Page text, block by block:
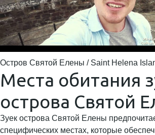
Остров Святой Елены / Saint Helena
Места обитания
острова Святой
Зуек острова Святой Елены
специфических местах, которые